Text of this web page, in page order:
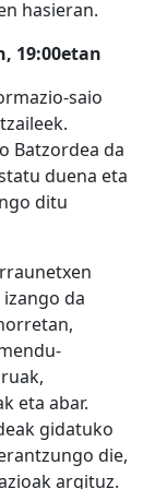
hasieran.
19:00etan
saio
Batzordea da
duena eta
ditu
da
eta abar.
gidatuko
die,
argituz.